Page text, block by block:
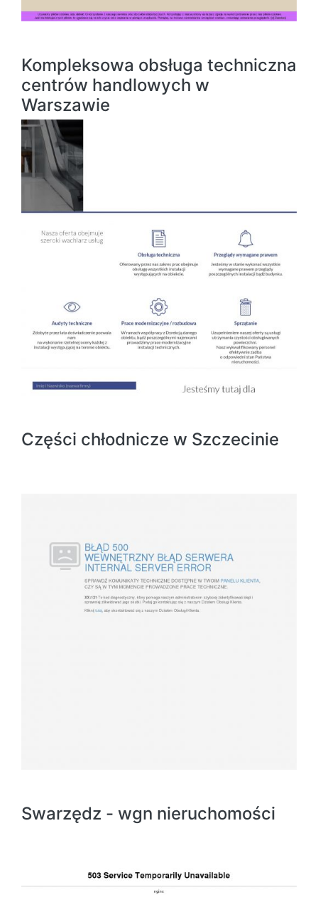
Kompleksowa obsługa techniczna
centrów handlowych w
Warszawie
Części chłodnicze w Szczecinie
Swarzędz - wgn nieruchomości